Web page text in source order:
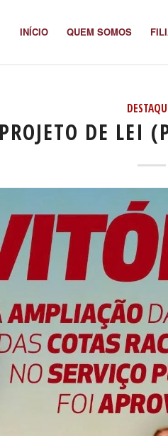
INÍCIO QUEM SOMOS
PROJETO DE LEI